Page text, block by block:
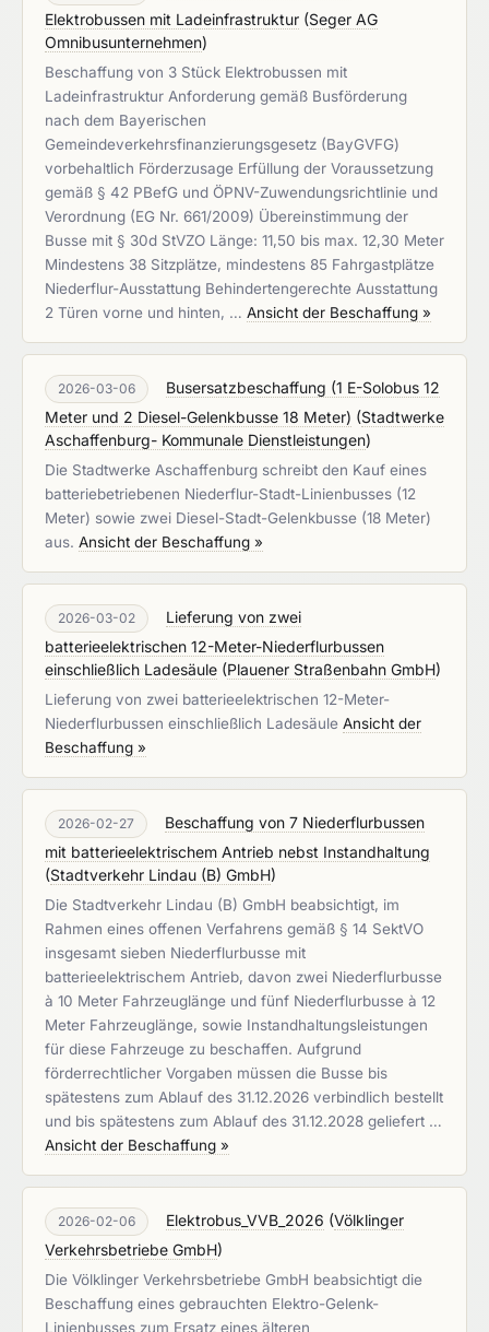
Elektrobussen mit Ladeinfrastruktur (Seger AG
Omnibusunternehmen)
Beschaffung von 3 Stück Elektrobussen mit
Ladeinfrastruktur Anforderung gemäß Busförderung
nach dem Bayerischen
Gemeindeverkehrsfinanzierungsgesetz (BayGVFG)
vorbehaltlich Förderzusage Erfüllung der Voraussetzung
gemäß § 42 PBefG und ÖPNV-Zuwendungsrichtlinie und
Verordnung (EG Nr. 661/2009) Übereinstimmung der
Busse mit § 30d StVZO Länge: 11,50 bis max. 12,30 Meter
Mindestens 38 Sitzplätze, mindestens 85 Fahrgastplätze
Niederflur-Ausstattung Behindertengerechte Ausstattung
2 Türen vorne und hinten, … Ansicht der Beschaffung »
2026-03-06
Busersatzbeschaffung (1 E-Solobus 12
Meter und 2 Diesel-Gelenkbusse 18 Meter) (Stadtwerke
Aschaffenburg- Kommunale Dienstleistungen)
Die Stadtwerke Aschaffenburg schreibt den Kauf eines
batteriebetriebenen Niederflur-Stadt-Linienbusses (12
Meter) sowie zwei Diesel-Stadt-Gelenkbusse (18 Meter)
aus. Ansicht der Beschaffung »
2026-03-02
Lieferung von zwei
batterieelektrischen 12-Meter-Niederflurbussen
einschließlich Ladesäule (Plauener Straßenbahn GmbH)
Lieferung von zwei batterieelektrischen 12-Meter-
Niederflurbussen einschließlich Ladesäule Ansicht der
Beschaffung »
2026-02-27
Beschaffung von 7 Niederflurbussen
mit batterieelektrischem Antrieb nebst Instandhaltung
(Stadtverkehr Lindau (B) GmbH)
Die Stadtverkehr Lindau (B) GmbH beabsichtigt, im
Rahmen eines offenen Verfahrens gemäß § 14 SektVO
insgesamt sieben Niederflurbusse mit
batterieelektrischem Antrieb, davon zwei Niederflurbusse
à 10 Meter Fahrzeuglänge und fünf Niederflurbusse à 12
Meter Fahrzeuglänge, sowie Instandhaltungsleistungen
für diese Fahrzeuge zu beschaffen. Aufgrund
förderrechtlicher Vorgaben müssen die Busse bis
spätestens zum Ablauf des 31.12.2026 verbindlich bestellt
und bis spätestens zum Ablauf des 31.12.2028 geliefert …
Ansicht der Beschaffung »
2026-02-06 Elektrobus_VVB_2026 (Völklinger
Verkehrsbetriebe GmbH)
Die Völklinger Verkehrsbetriebe GmbH beabsichtigt die
Beschaffung eines gebrauchten Elektro-Gelenk-
Linienbusses zum Ersatz eines älteren